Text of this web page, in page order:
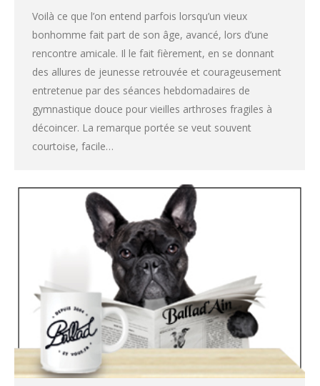
Voilà ce que l’on entend parfois lorsqu’un vieux
bonhomme fait part de son âge, avancé, lors d’une
rencontre amicale. Il le fait fièrement, en se donnant
des allures de jeunesse retrouvée et courageusement
entretenue par des séances hebdomadaires de
gymnastique douce pour vieilles arthroses fragiles à
décoincer. La remarque portée se veut souvent
courtoise, facile…